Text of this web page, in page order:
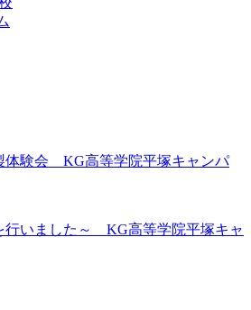
体験会 KG高等学院平塚キャンパ
行いました～ KG高等学院平塚キャ